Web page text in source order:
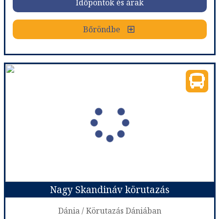
Bőröndbe
Időpontok és árak
Bőröndbe
Csillagtúra Morvaországban
Körutazás Csehországban
Utazás módja:Busszal
Ellátás: Reggeli
Szálláskategória:Hotel ****
Két ágyas, Tatabánya
Időpont: 2026-08-12 | 4 éj
Nagy Skandináv körutazás
Dánia / Körutazás Dániában